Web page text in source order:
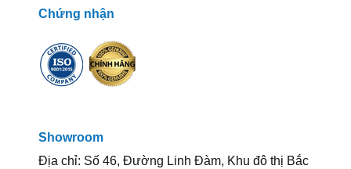
Chứng nhận
Showroom
Địa chỉ: Số 46, Đường Linh Đàm, Khu đô thị Bắc